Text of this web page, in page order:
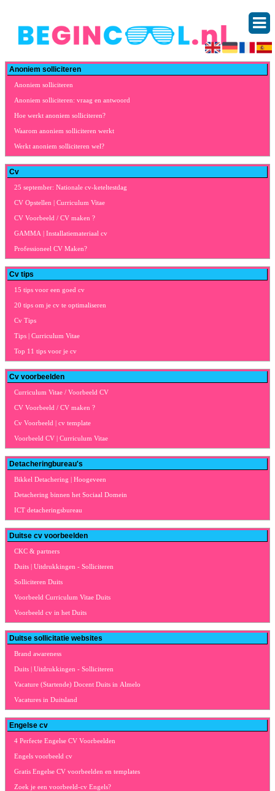
Anoniem solliciteren
Anoniem solliciteren
Anoniem solliciteren: vraag en antwoord
Hoe werkt anoniem solliciteren?
Waarom anoniem solliciteren werkt
Werkt anoniem solliciteren wel?
Cv
25 september: Nationale cv-keteltestdag
CV Opstellen | Curriculum Vitae
CV Voorbeeld / CV maken ?
GAMMA | Installatiemateriaal cv
Professioneel CV Maken?
Cv tips
15 tips voor een goed cv
20 tips om je cv te optimaliseren
Cv Tips
Tips | Curriculum Vitae
Top 11 tips voor je cv
Cv voorbeelden
Curriculum Vitae / Voorbeeld CV
CV Voorbeeld / CV maken ?
Cv Voorbeeld | cv template
Voorbeeld CV | Curriculum Vitae
Detacheringbureau's
Bikkel Detachering | Hoogeveen
Detachering binnen het Sociaal Domein
ICT detacheringsbureau
Duitse cv voorbeelden
CKC & partners
Duits | Uitdrukkingen - Solliciteren
Solliciteren Duits
Voorbeeld Curriculum Vitae Duits
Voorbeeld cv in het Duits
Duitse sollicitatie websites
Brand awareness
Duits | Uitdrukkingen - Solliciteren
Vacature (Startende) Docent Duits in Almelo
Vacatures in Duitsland
Engelse cv
4 Perfecte Engelse CV Voorbeelden
Engels voorbeeld cv
Gratis Engelse CV voorbeelden en templates
Zoek je een voorbeeld-cv Engels?